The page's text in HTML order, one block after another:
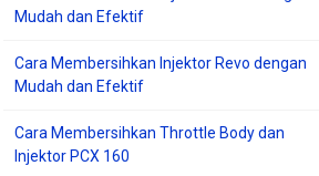
Mudah dan Efektif
Cara Membersihkan Injektor Revo dengan
Mudah dan Efektif
Cara Membersihkan Throttle Body dan
Injektor PCX 160